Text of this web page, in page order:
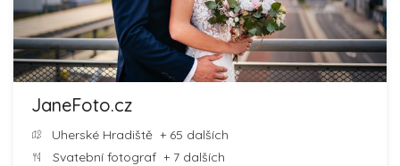
JaneFoto.cz
Uherské Hradiště + 65 dalších
Svatební fotograf + 7 dalších